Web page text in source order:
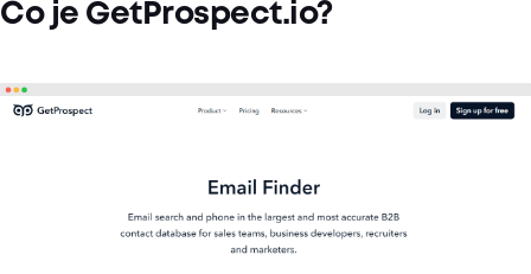
Co je GetProspect.io?